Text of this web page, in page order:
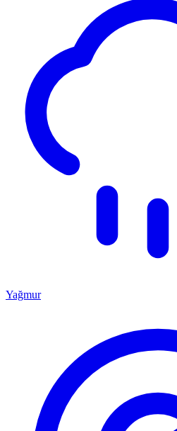
Yağmur